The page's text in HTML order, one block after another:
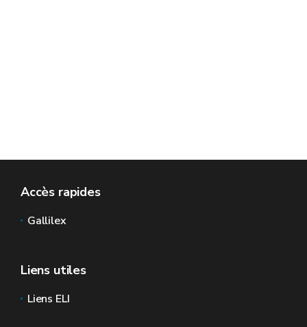
Accès rapides
Gallilex
Liens utiles
Liens ELI